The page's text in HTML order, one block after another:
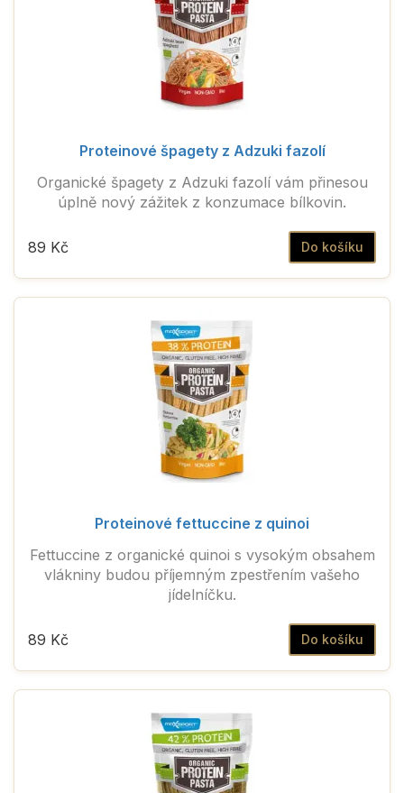
Proteinové špagety z Adzuki fazolí
Organické špagety z Adzuki fazolí vám přinesou
úplně nový zážitek z konzumace bílkovin.
Do košíku
89 Kč
Proteinové fettuccine z quinoi
Fettuccine z organické quinoi s vysokým obsahem
vlákniny budou příjemným zpestřením vašeho
jídelníčku.
Do košíku
89 Kč